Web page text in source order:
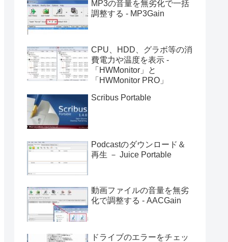
MP3の音量を無劣化で一括
調整する - MP3Gain
CPU、HDD、グラボ等の消
費電力や温度を表示 -
「HWMonitor」と
「HWMonitor PRO」
Scribus Portable
Podcastのダウンロード＆
再生 － Juice Portable
動画ファイルの音量を無劣
化で調整する - AACGain
ドライブのエラーをチェッ